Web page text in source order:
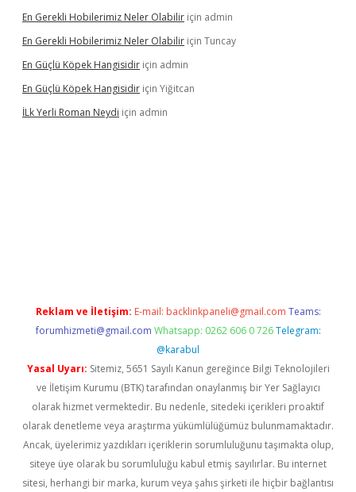
En Gerekli Hobilerimiz Neler Olabilir için admin
En Gerekli Hobilerimiz Neler Olabilir için Tuncay
En Güçlü Köpek Hangisidir için admin
En Güçlü Köpek Hangisidir için Yiğitcan
İLk Yerli Roman Neydi için admin
Reklam ve İletişim: E-mail: backlinkpaneli@gmail.com Teams:
forumhizmeti@gmail.com Whatsapp: 0262 606 0 726 Telegram:
@karabul
Yasal Uyarı: Sitemiz, 5651 Sayılı Kanun gereğince Bilgi Teknolojileri
ve İletişim Kurumu (BTK) tarafından onaylanmış bir Yer Sağlayıcı
olarak hizmet vermektedir. Bu nedenle, sitedeki içerikleri proaktif
olarak denetleme veya araştırma yükümlülüğümüz bulunmamaktadır.
Ancak, üyelerimiz yazdıkları içeriklerin sorumluluğunu taşımakta olup,
siteye üye olarak bu sorumluluğu kabul etmiş sayılırlar. Bu internet
sitesi, herhangi bir marka, kurum veya şahıs şirketi ile hiçbir bağlantısı